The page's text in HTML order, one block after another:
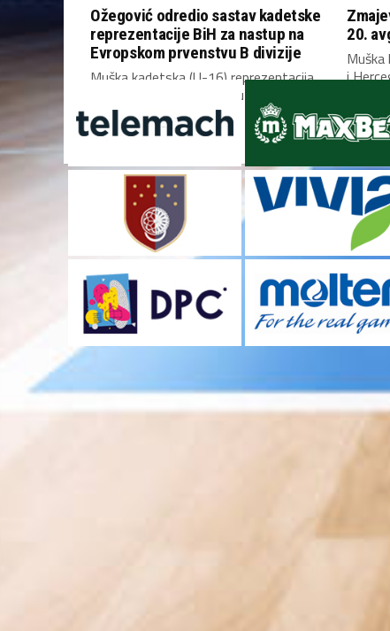
Ožegović odredio sastav kadetske
reprezentacije BiH za nastup na
Evropskom prvenstvu B divizije
Muška kadetska (U-16) reprezentacija
Bosne i Hercegovine otputovala je
danas u Skoplje, gdje će...
20.
i